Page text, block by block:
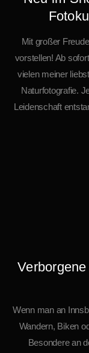
Mit großer
vorstellen! Ab
vielen meiner
Naturfotografie.
Leidenschaft
Wenn man an
Wandern, Biken
Besondere an